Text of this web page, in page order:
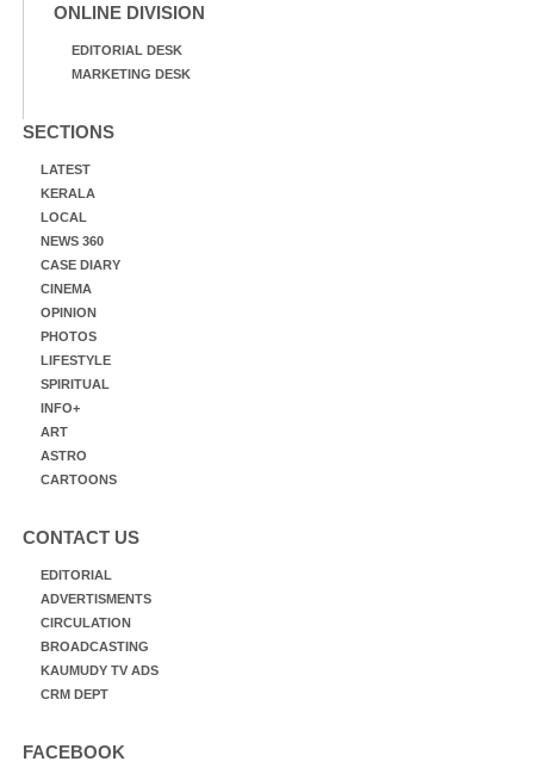
ONLINE DIVISION
EDITORIAL DESK
MARKETING DESK
SECTIONS
LATEST
KERALA
LOCAL
NEWS 360
CASE DIARY
CINEMA
OPINION
PHOTOS
LIFESTYLE
SPIRITUAL
INFO+
ART
ASTRO
CARTOONS
CONTACT US
EDITORIAL
ADVERTISMENTS
CIRCULATION
BROADCASTING
KAUMUDY TV ADS
CRM DEPT
FACEBOOK